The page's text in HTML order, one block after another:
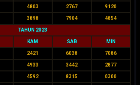
4803 2767 9120
3898 7904 4854
TAHUN 2023
KAM SAB MIN
2421 6038 7086
4933 3442 2877
4592 8315 0300